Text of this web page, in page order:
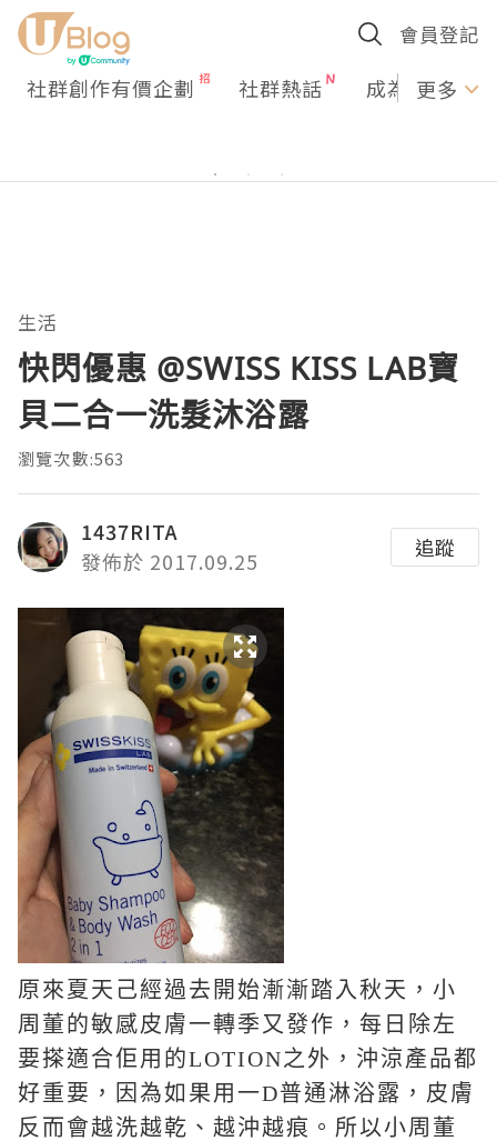
會員登記
社群創作有價企劃 社群熱話 成為U更多
生活
快閃優惠 @SWISS KISS LAB寶
貝二合一洗髮沐浴露
瀏覽次數:563
1437RITA
發佈於 2017.09.25
追蹤
原來夏天己經過去開始漸漸踏入秋天，小
周董的敏感皮膚一轉季又發作，每日除左
要搽適合佢用的LOTION之外，沖涼產品都
好重要，因為如果用一D普通淋浴露，皮膚
反而會越洗越乾、越沖越痕。所以小周董